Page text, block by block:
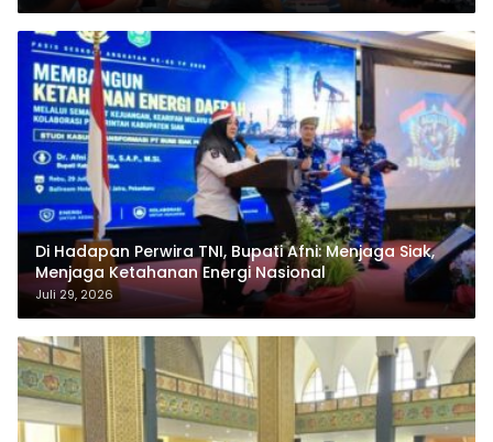
Di Hadapan Perwira TNI, Bupati Afni: Menjaga Siak,
Menjaga Ketahanan Energi Nasional
Juli 29, 2026